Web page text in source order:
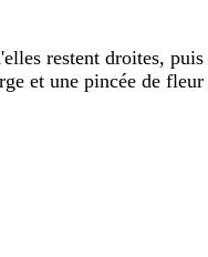
restent droites, puis
et une pincée de fleur